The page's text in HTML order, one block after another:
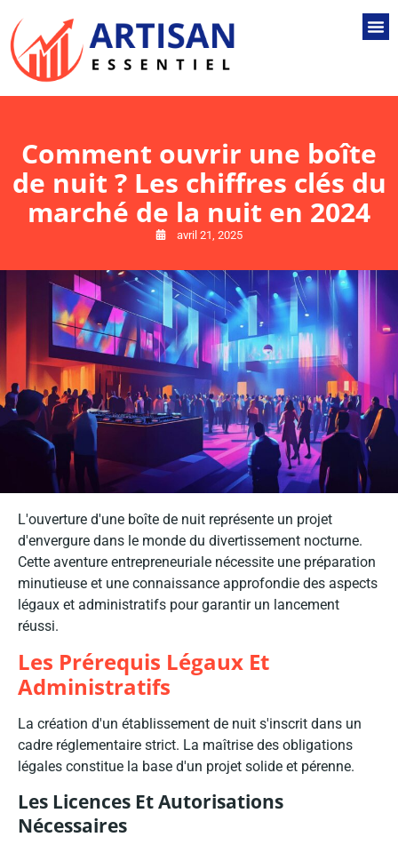
Comment ouvrir une boîte
de nuit ? Les chiffres clés du
marché de la nuit en 2024
avril 21, 2025
L'ouverture d'une boîte de nuit représente un projet
d'envergure dans le monde du divertissement nocturne.
Cette aventure entrepreneuriale nécessite une préparation
minutieuse et une connaissance approfondie des aspects
légaux et administratifs pour garantir un lancement
réussi.
Les Prérequis Légaux Et
Administratifs
La création d'un établissement de nuit s'inscrit dans un
cadre réglementaire strict. La maîtrise des obligations
légales constitue la base d'un projet solide et pérenne.
Les Licences Et Autorisations
Nécessaires